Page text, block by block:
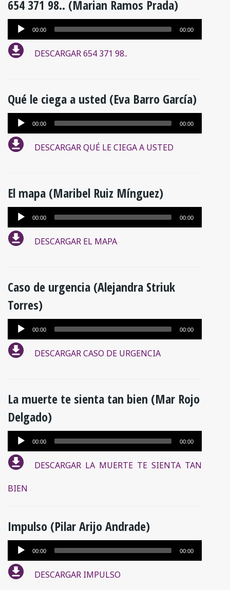
654 371 98.. (Marian Ramos Prada)
Reproductor
de
audio
00:00 00:00
DESCARGAR 654 371 98..
Qué le ciega a usted (Eva Barro García)
Reproductor
de
audio
00:00 00:00
DESCARGAR QUÉ LE CIEGA A USTED
El mapa (Maribel Ruiz Mínguez)
Reproductor
de
audio
00:00 00:00
DESCARGAR EL MAPA
Caso de urgencia (Alejandra Striuk
Torres)
Reproductor
de
audio
00:00 00:00
DESCARGAR CASO DE URGENCIA
La muerte te sienta tan bien (Mar Rojo
Delgado)
Reproductor
de
audio
00:00 00:00
DESCARGAR LA MUERTE TE SIENTA TAN
BIEN
Impulso (Pilar Arijo Andrade)
Reproductor
de
audio
00:00 00:00
DESCARGAR IMPULSO